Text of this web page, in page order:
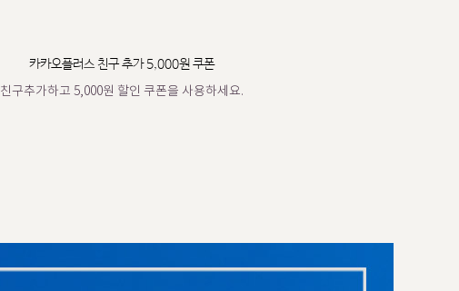
카카오플러스 친구 추가 5,000원 쿠폰
친구추가하고 5,000원 할인 쿠폰을 사용하세요.